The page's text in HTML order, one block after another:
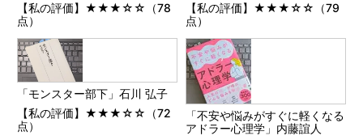
【私の評価】★★★☆☆（78
点）
【私の評価】★★★☆☆（79
点）
「モンスター部下」石川 弘子
【私の評価】★★★☆☆（72
点）
「不安や悩みがすぐに軽くなる
アドラー心理学」内藤誼人